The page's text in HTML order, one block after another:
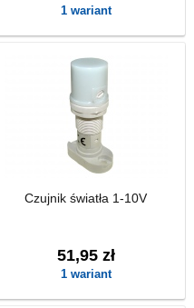
1 wariant
Czujnik światła 1-10V
51,95 zł
1 wariant